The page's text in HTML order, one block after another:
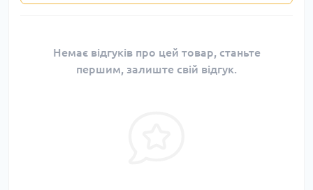
Немає відгуків про цей товар, станьте
першим, залиште свій відгук.